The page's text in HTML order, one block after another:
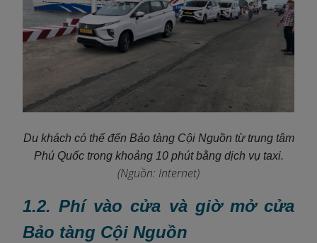
Du khách có thể đến Bảo tàng Cội Nguồn từ trung tâm
Phú Quốc trong khoảng 10 phút bằng dịch vụ taxi.
(Nguồn: Internet)
1.2. Phí vào cửa và giờ mở cửa
Bảo tàng Cội Nguồn